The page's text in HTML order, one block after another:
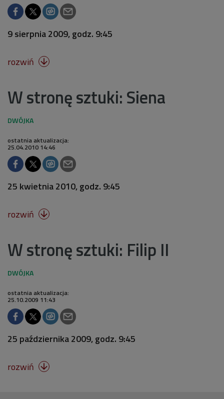
9 sierpnia 2009, godz. 9:45
rozwiń 
W stronę sztuki: Siena
ostatnia aktualizacja:
25.04.2010 14:46
25 kwietnia 2010, godz. 9:45
rozwiń 
W stronę sztuki: Filip II
ostatnia aktualizacja:
25.10.2009 11:43
25 października 2009, godz. 9:45
rozwiń 